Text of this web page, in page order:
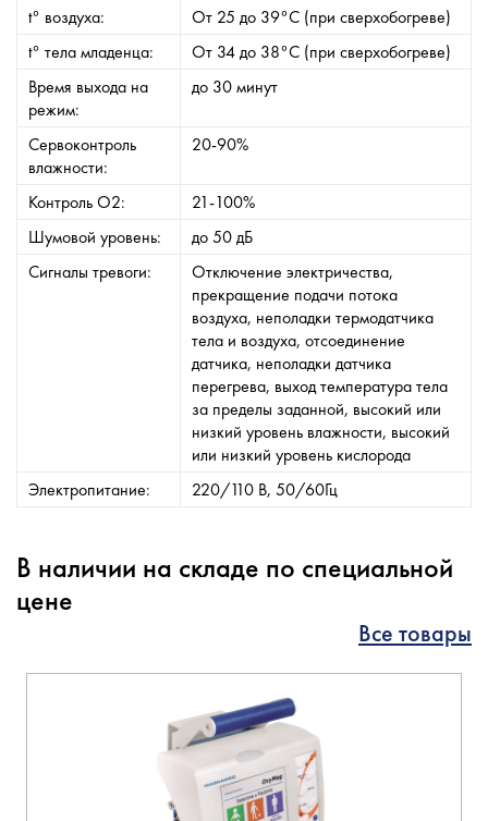
t° воздуха:
От 25 до 39°С (при сверхобогреве)
t° тела младенца:
От 34 до 38°С (при сверхобогреве)
Время выхода на
режим:
до 30 минут
Сервоконтроль
влажности:
20-90%
Контроль О2:
21-100%
Шумовой уровень:
до 50 дБ
Сигналы тревоги:
Отключение электричества,
прекращение подачи потока
воздуха, неполадки термодатчика
тела и воздуха, отсоединение
датчика, неполадки датчика
перегрева, выход температура тела
за пределы заданной, высокий или
низкий уровень влажности, высокий
или низкий уровень кислорода
Электропитание:
220/110 В, 50/60Гц
В наличии на складе по специальной
цене
Все товары